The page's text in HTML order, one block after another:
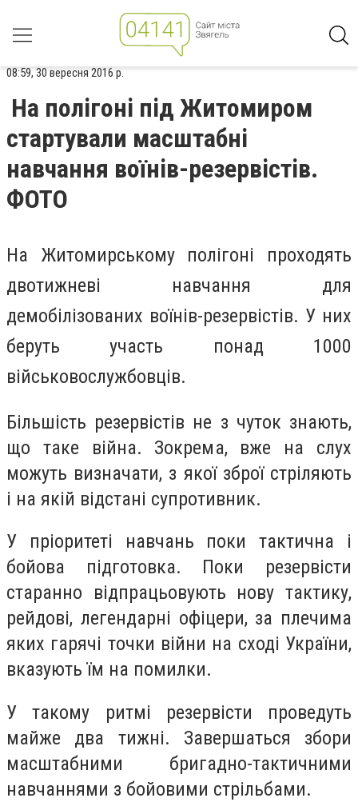
08:59, 30 вересня 2016 р.
На полігоні під Житомиром
стартували масштабні
навчання воїнів-резервістів.
ФОТО
На Житомирському полігоні проходять
двотижневі навчання для
демобілізованих воїнів-резервістів. У них
беруть участь понад 1000
військовослужбовців.
Більшість резервістів не з чуток знають,
що таке війна. Зокрема, вже на слух
можуть визначати, з якої зброї стріляють
і на якій відстані супротивник.
У пріоритеті навчань поки тактична і
бойова підготовка. Поки резервісти
старанно відпрацьовують нову тактику,
рейдові, легендарні офіцери, за плечима
яких гарячі точки війни на сході України,
вказують їм на помилки.
У такому ритмі резервісти проведуть
майже два тижні. Завершаться збори
масштабними бригадно-тактичними
навчаннями з бойовими стрільбами.